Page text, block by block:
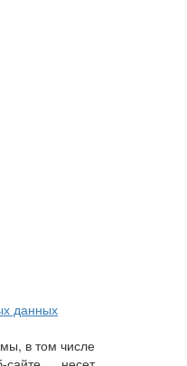
данных
в том числе